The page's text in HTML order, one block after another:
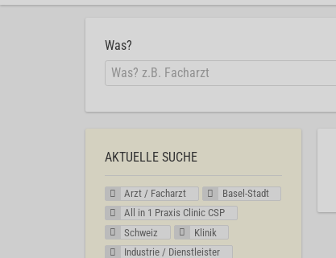
Was?
AKTUELLE SUCHE
Arzt / Facharzt
Basel-Stadt
All in 1 Praxis Clinic CSP
Schweiz
Klinik
Industrie / Dienstleister